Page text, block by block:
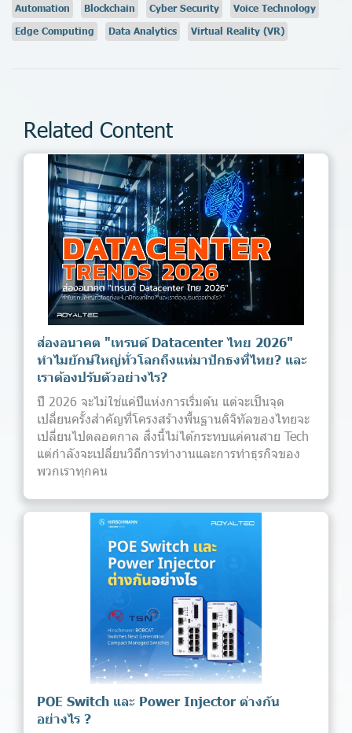
Automation
Blockchain Cyber Security
Voice Technology
Edge Computing
Data Analytics Virtual Reality (VR)
Related Content
ส่องอนาคต "เทรนด์ Datacenter ไทย 2026"
ทำไมยักษ์ใหญ่ทั่วโลกถึงแห่มาปักธงที่ไทย? และ
เราต้องปรับตัวอย่างไร?
ปี 2026 จะไม่ใช่แค่ปีแห่งการเริ่มต้น แต่จะเป็นจุด
เปลี่ยนครั้งสำคัญที่โครงสร้างพื้นฐานดิจิทัลของไทยจะ
เปลี่ยนไปตลอดกาล สิ่งนี้ไม่ได้กระทบแค่คนสาย Tech
แต่กำลังจะเปลี่ยนวิถีการทำงานและการทำธุรกิจของ
พวกเราทุกคน
POE Switch และ Power Injector ต่างกัน
อย่างไร ?